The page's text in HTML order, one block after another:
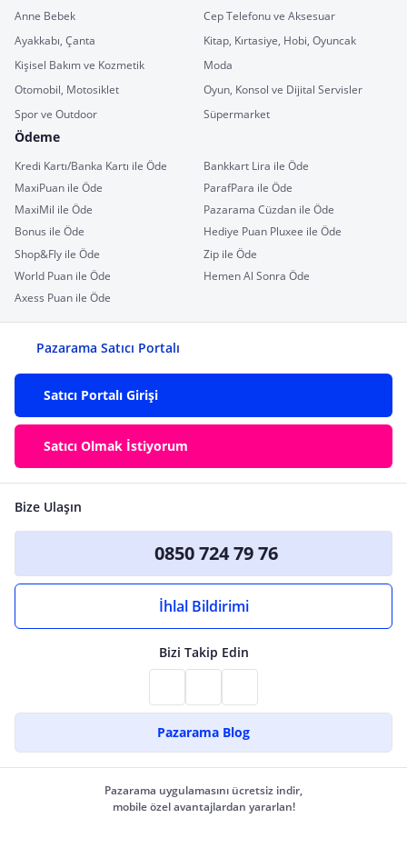
Anne Bebek
Cep Telefonu ve Aksesuar
Ayakkabı, Çanta
Kitap, Kırtasiye, Hobi, Oyuncak
Kişisel Bakım ve Kozmetik
Moda
Otomobil, Motosiklet
Oyun, Konsol ve Dijital Servisler
Spor ve Outdoor
Süpermarket
Ödeme
Kredi Kartı/Banka Kartı ile Öde
Bankkart Lira ile Öde
MaxiPuan ile Öde
ParafPara ile Öde
MaxiMil ile Öde
Pazarama Cüzdan ile Öde
Bonus ile Öde
Hediye Puan Pluxee ile Öde
Shop&Fly ile Öde
Zip ile Öde
World Puan ile Öde
Hemen Al Sonra Öde
Axess Puan ile Öde
Pazarama Satıcı Portalı
Satıcı Portalı Girişi
Satıcı Olmak İstiyorum
Bize Ulaşın
0850 724 79 76
İhlal Bildirimi
Bizi Takip Edin
Pazarama Blog
Pazarama uygulamasını ücretsiz indir,
mobile özel avantajlardan yararlan!